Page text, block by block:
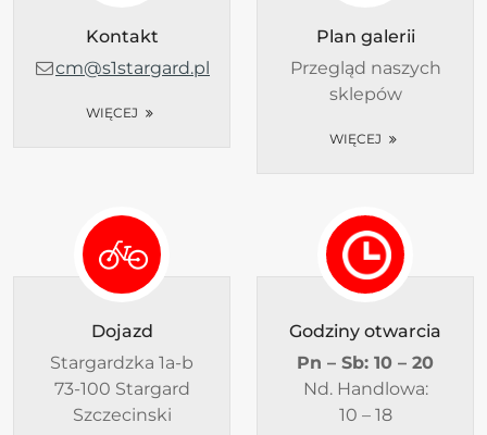
Kontakt
cm@s1stargard.pl
WIĘCEJ
Plan galerii
Przegląd naszych
sklepów
WIĘCEJ
Dojazd
Stargardzka 1a-b
73-100 Stargard
Szczecinski
Godziny otwarcia
Pn – Sb: 10 – 20
Nd. Handlowa:
10 – 18